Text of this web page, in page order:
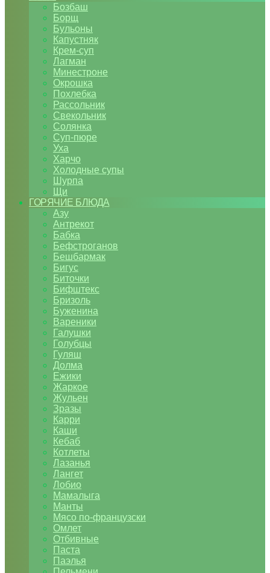
Бозбаш
Борщ
Бульоны
Капустняк
Крем-суп
Лагман
Минестроне
Окрошка
Похлебка
Рассольник
Свекольник
Солянка
Суп-пюре
Уха
Харчо
Холодные супы
Шурпа
Щи
ГОРЯЧИЕ БЛЮДА
Азу
Антрекот
Бабка
Бефстроганов
Бешбармак
Бигус
Биточки
Бифштекс
Бризоль
Буженина
Вареники
Галушки
Голубцы
Гуляш
Долма
Ежики
Жаркое
Жульен
Зразы
Карри
Каши
Кебаб
Котлеты
Лазанья
Лангет
Лобио
Мамалыга
Манты
Мясо по-французски
Омлет
Отбивные
Паста
Паэлья